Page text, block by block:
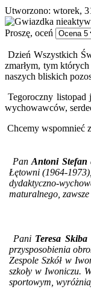
Utworzono: wtorek,
Proszę, oceń
Dzień Wszystkich
zmarłym, tym
naszych bliskich
Tegoroczny listopad
wychowawców,
Chcemy wspomnieć
PanAntoni Stefan
Łętowni (1964-
dydaktyczno-
maturalnego,
Pani Teresa Skiba
przysposobienia
Zespole Szkół w
szkoły w Iwoniczu.
sportowym,